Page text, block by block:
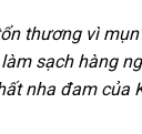
thương vì
sạch hàng
nha đam của